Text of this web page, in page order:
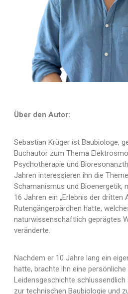
Über den Autor:
Sebastian Krüger ist Baubiologe,
Buchautor zum Thema
Psychotherapie und
Jahren interessieren ihn die
Schamanismus und Bioenergetik,
16 Jahren ein „Erlebnis der dritten
Rutengängerpärchen hatte,
naturwissenschaftlich geprägtes
veränderte.
Nachdem er 10 Jahre lang ein
hatte, brachte ihn eine
Leidensgeschichte schlussendlich
zur technischen Baubiologie und